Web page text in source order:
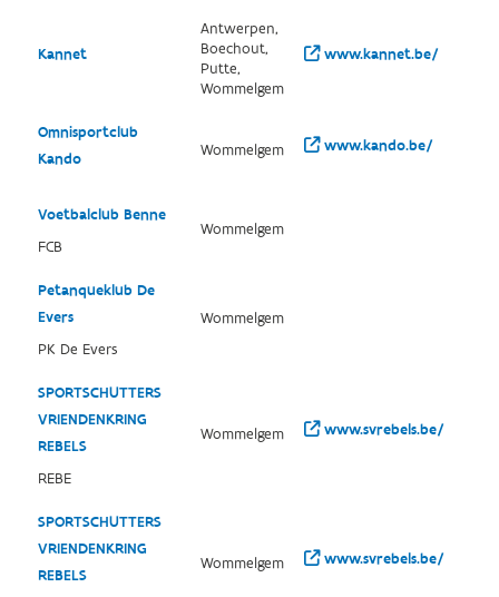
Kannet
Antwerpen,
Boechout,
Putte,
Wommelgem
www.kannet.be/
Omnisportclub
Kando
Wommelgem www.kando.be/
Voetbalclub Benne
FCB
Wommelgem
Petanqueklub De
Evers
PK De Evers
Wommelgem
SPORTSCHUTTERS
VRIENDENKRING
REBELS
REBE
Wommelgem www.svrebels.be/
SPORTSCHUTTERS
VRIENDENKRING
REBELS
Wommelgem www.svrebels.be/